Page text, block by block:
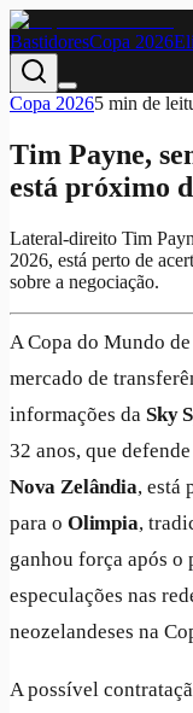
BastidoresCopa 2026
Copa 20265 min de
Tim Payne,
está próximo
Lateral-direito Tim
2026, está perto de
sobre a negociação.
A Copa do Mundo
mercado de
informações da Sky
32 anos, que
Nova Zelândia, está
para o Olimpia,
ganhou força após
especulações nas
neozelandeses na
A possível